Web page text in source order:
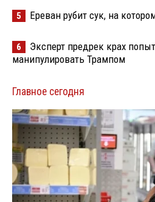
5 Ереван рубит сук, на
6
Эксперт предрек крах
манипулировать Трампом
Главное сегодня